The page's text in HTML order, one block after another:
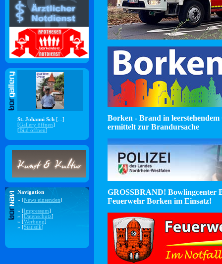
St. Johanni Sch [...]
[Gallery öffnen]
[Bild öffnen]
Navigation
» [News einsenden]
» [Impressum]
» [Datenschutz]
» [Werbung]
» [Statistik]
Borken - Brand in leerstehendem
ermittelt zur Brandursache
GROSSBRAND! Bowlingcenter
Feuerwehr Borken im Einsatz!